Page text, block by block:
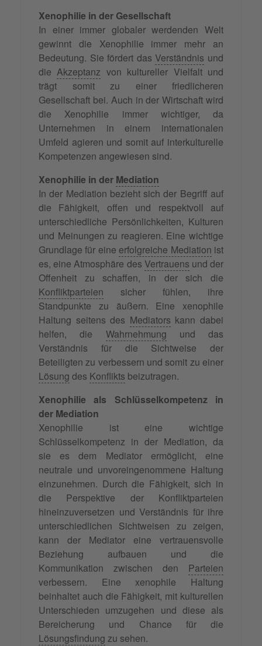
Xenophilie in der Gesellschaft
In einer immer globaler werdenden Welt
gewinnt die Xenophilie immer mehr an
Bedeutung. Sie fördert das Verständnis und
dieAkzeptanz von kultureller Vielfalt und
trägt somit zu einer friedlicheren
Gesellschaft bei. Auch in der Wirtschaft wird
die Xenophilie immer wichtiger, da
Unternehmen in einem internationalen
Umfeld agieren und somit auf interkulturelle
Kompetenzen angewiesen sind.
Xenophilie in der Mediation
In der Mediation bezieht sich der Begriff auf
die Fähigkeit, offen und respektvoll auf
unterschiedliche Persönlichkeiten, Kulturen
und Meinungen zu reagieren. Eine wichtige
Grundlage für eine erfolgreiche Mediation ist
es, eine Atmosphäre des Vertrauens und der
Offenheit zu schaffen, in der sich die
Konfliktparteien sicher fühlen, ihre
Standpunkte zu äußern. Eine xenophile
Haltung seitens des Mediators kann dabei
helfen, die Wahrnehmung und das
Verständnis für die Sichtweise der
Beteiligten zu verbessern und somit zu einer
Lösung des Konflikts beizutragen.
Xenophilie als Schlüsselkompetenz in
der Mediation
Xenophilie ist eine wichtige
Schlüsselkompetenz in der Mediation, da
sie es dem Mediator ermöglicht, eine
neutrale und unvoreingenommene Haltung
einzunehmen. Durch die Fähigkeit, sich in
die Perspektive der Konfliktparteien
hineinzuversetzen und Verständnis für ihre
unterschiedlichen Sichtweisen zu zeigen,
kann der Mediator eine vertrauensvolle
Beziehung aufbauen und die
Kommunikation zwischen den Parteien
verbessern. Eine xenophile Haltung
beinhaltet auch die Fähigkeit, mit kulturellen
Unterschieden umzugehen und diese als
Bereicherung und Chance für die
Lösungsfindung zu sehen.